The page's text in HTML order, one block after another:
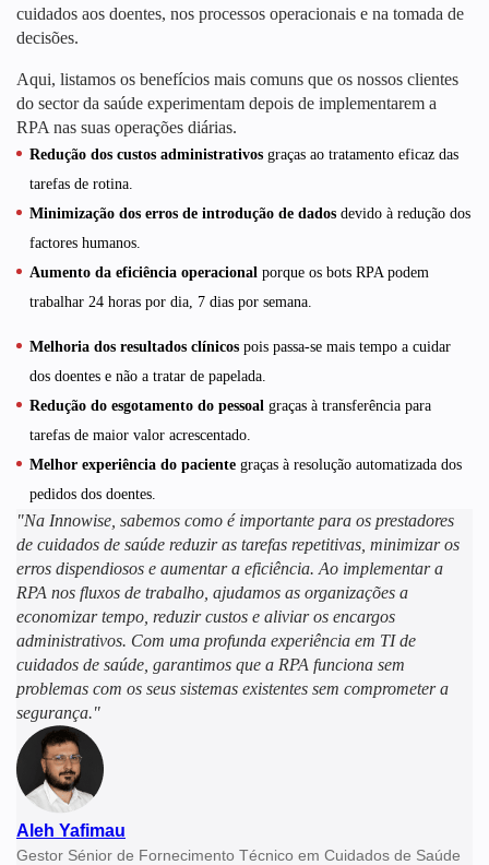
cuidados aos doentes, nos processos operacionais e na tomada de
decisões.
Aqui, listamos os benefícios mais comuns que os nossos clientes
do sector da saúde experimentam depois de implementarem a
RPA nas suas operações diárias.
Redução dos custos administrativos graças ao tratamento eficaz das
tarefas de rotina.
Minimização dos erros de introdução de dados devido à redução dos
factores humanos.
Aumento da eficiência operacional porque os bots RPA podem
trabalhar 24 horas por dia, 7 dias por semana.
Melhoria dos resultados clínicos pois passa-se mais tempo a cuidar
dos doentes e não a tratar de papelada.
Redução do esgotamento do pessoal graças à transferência para
tarefas de maior valor acrescentado.
Melhor experiência do paciente graças à resolução automatizada dos
pedidos dos doentes.
"Na Innowise, sabemos como é importante para os prestadores
de cuidados de saúde reduzir as tarefas repetitivas, minimizar os
erros dispendiosos e aumentar a eficiência. Ao implementar a
RPA nos fluxos de trabalho, ajudamos as organizações a
economizar tempo, reduzir custos e aliviar os encargos
administrativos. Com uma profunda experiência em TI de
cuidados de saúde, garantimos que a RPA funciona sem
problemas com os seus sistemas existentes sem comprometer a
segurança."
Aleh Yafimau
Gestor Sénior de Fornecimento Técnico em Cuidados de Saúde